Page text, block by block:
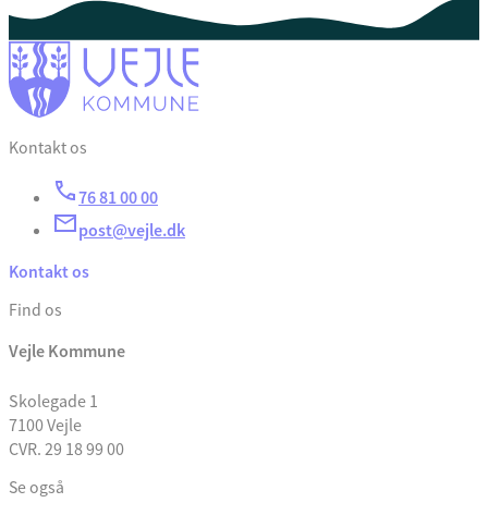
Kontakt os
76 81 00 00
post@vejle.dk
Kontakt os
Find os
Vejle Kommune
Skolegade 1
7100 Vejle
CVR. 29 18 99 00
Se også